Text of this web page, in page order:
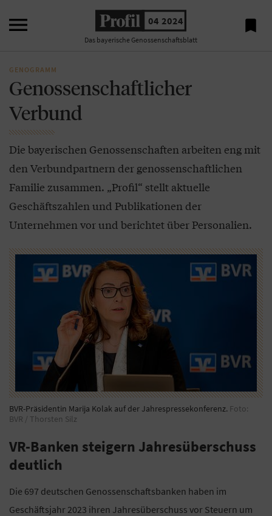
 04 2024
Das bayerische Genossenschaftsblatt

GENOGRAMM
Genossenschaftlicher
Verbund
Die bayerischen Genossenschaften arbeiten eng mit
den Verbundpartnern der genossenschaftlichen
Familie zusammen. „Profil“ stellt aktuelle
Geschäftszahlen und Publikationen der
Unternehmen vor und berichtet über Personalien.
BVR-Präsidentin Marija Kolak auf der Jahrespressekonferenz. Foto:
BVR / Thorsten Silz
VR-Banken steigern Jahresüberschuss
deutlich
Die 697 deutschen Genossenschaftsbanken haben im
Geschäftsjahr 2023 ihren Jahresüberschuss vor Steuern um